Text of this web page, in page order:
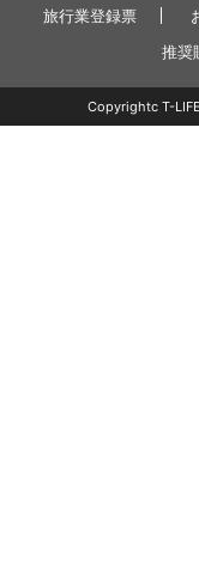
旅行業登録票
推奨
Copyrightc T-